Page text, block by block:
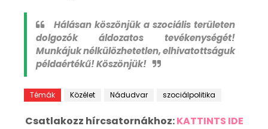
Hálásan köszönjük a szociális területen
dolgozók áldozatos tevékenységét!
Munkájuk nélkülözhetetlen, elhivatottságuk
példaértékű! Köszönjük!
Témák Közélet Nádudvar szociálpolitika
Csatlakozz hírcsatornákhoz:KATTINTS IDE